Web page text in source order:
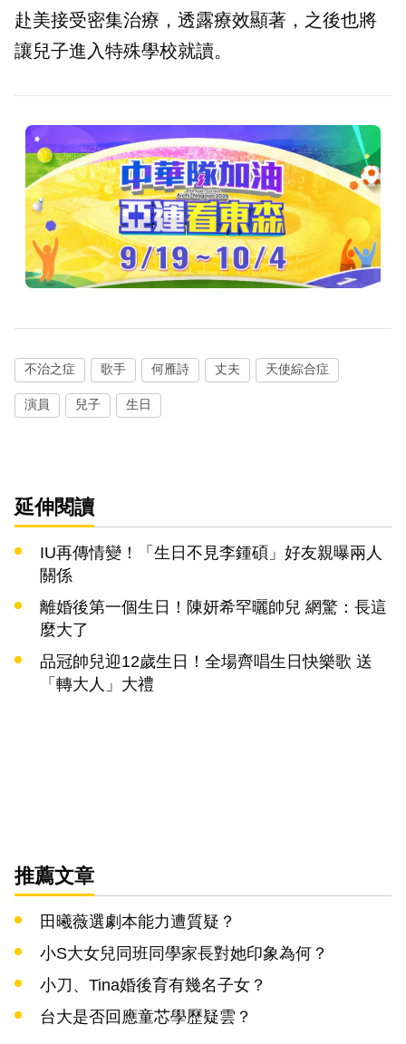
赴美接受密集治療，透露療效顯著，之後也將
讓兒子進入特殊學校就讀。
不治之症 歌手 何雁詩 丈夫 天使綜合症
演員 兒子 生日
延伸閱讀
IU再傳情變！「生日不見李鍾碩」好友親曝兩人
關係
離婚後第一個生日！陳妍希罕曬帥兒 網驚：長這
麼大了
品冠帥兒迎12歲生日！全場齊唱生日快樂歌 送
「轉大人」大禮
推薦文章
田曦薇選劇本能力遭質疑？
小S大女兒同班同學家長對她印象為何？
小刀、Tina婚後育有幾名子女？
台大是否回應童芯學歷疑雲？